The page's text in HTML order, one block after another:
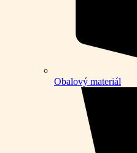
Obalový materiál